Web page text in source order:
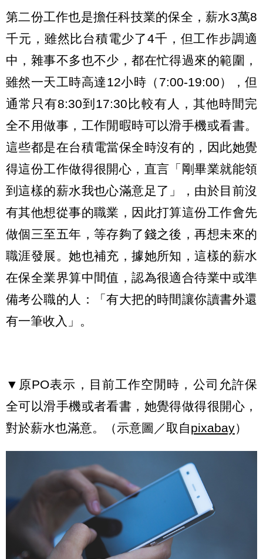
第二份工作也是擔任科技業的保全，薪水3萬8
千元，雖然比台積電少了4千，但工作步調適
中，雜事不多也不少，都在忙得過來的範圍，
雖然一天工時高達12小時（7:00-19:00），但
通常只有8:30到17:30比較有人，其他時間完
全不用做事，工作閒暇時可以滑手機或看書。
這些都是在台積電當保全時沒有的，因此她覺
得這份工作做得很開心，直言「剛畢業就能領
到這樣的薪水我也心滿意足了」，由於目前沒
有其他想從事的職業，因此打算這份工作會先
做個三至五年，等存夠了錢之後，再想未來的
職涯發展。她也補充，據她所知，這樣的薪水
在保全業界算中間值，認為很適合待業中或準
備考公職的人：「有大把的時間讓你讀書外還
有一筆收入」。
▼原PO表示，目前工作空閒時，公司允許保
全可以滑手機或者看書，她覺得做得很開心，
對於薪水也滿意。（示意圖／取自pixabay）